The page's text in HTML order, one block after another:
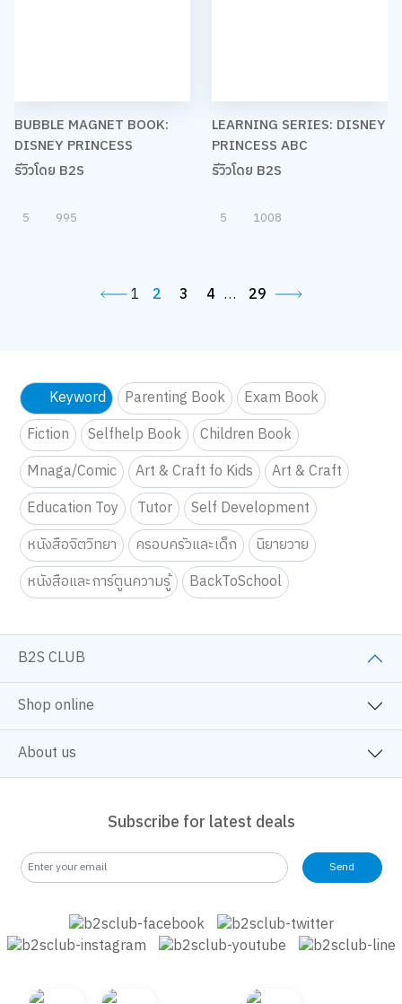
BUBBLE MAGNET BOOK:
DISNEY PRINCESS
รีวิวโดย B2S
5 995
LEARNING SERIES: DISNEY
PRINCESS ABC
รีวิวโดย B2S
5 1008
1 2 3 4 … 29
Keyword Parenting Book
Exam Book
Fiction
Selfhelp Book
Children Book
Mnaga/Comic
Art & Craft fo Kids
Art & Craft
Education Toy
Tutor
Self Development
หนังสือจิตวิทยา
ครอบครัวและเด็ก
นิยายวาย
หนังสือและการ์ตูนความรู้
BackToSchool
B2S CLUB
Shop online
About us
Subscribe for latest deals
Send